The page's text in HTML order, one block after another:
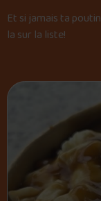
Et si jamais ta
la sur la liste!